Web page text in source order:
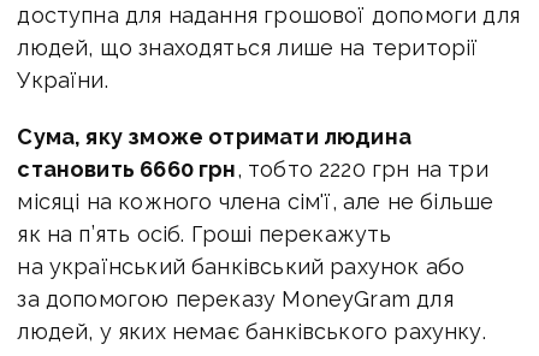
доступна для надання грошової допомоги для
людей, що знаходяться лише на території
України.
Сума, яку зможе отримати людина
становить 6660 грн, тобто 2220 грн на три
місяці на кожного члена сім'ї, але не більше
як на п’ять осіб. Гроші перекажуть
на український банківський рахунок або
за допомогою переказу MoneyGram для
людей, у яких немає банківського рахунку.